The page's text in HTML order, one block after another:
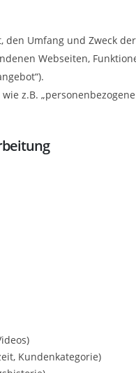
Umfang und Zweck
Webseiten,
z.B.
Kundenkategorie)